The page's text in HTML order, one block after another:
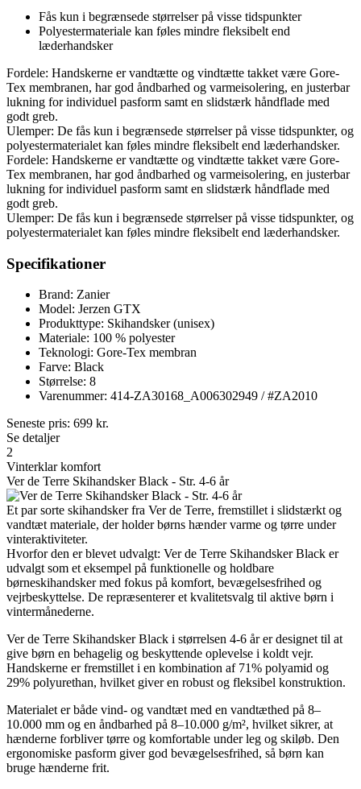
Fås kun i begrænsede størrelser på visse tidspunkter
Polyestermateriale kan føles mindre fleksibelt end
læderhandsker
Fordele: Handskerne er vandtætte og vindtætte takket være Gore-
Tex membranen, har god åndbarhed og varmeisolering, en justerbar
lukning for individuel pasform samt en slidstærk håndflade med
godt greb.
Ulemper: De fås kun i begrænsede størrelser på visse tidspunkter, og
polyestermaterialet kan føles mindre fleksibelt end læderhandsker.
Fordele: Handskerne er vandtætte og vindtætte takket være Gore-
Tex membranen, har god åndbarhed og varmeisolering, en justerbar
lukning for individuel pasform samt en slidstærk håndflade med
godt greb.
Ulemper: De fås kun i begrænsede størrelser på visse tidspunkter, og
polyestermaterialet kan føles mindre fleksibelt end læderhandsker.
Specifikationer
Brand: Zanier
Model: Jerzen GTX
Produkttype: Skihandsker (unisex)
Materiale: 100 % polyester
Teknologi: Gore-Tex membran
Farve: Black
Størrelse: 8
Varenummer: 414-ZA30168_A006302949 / #ZA2010
Seneste pris: 699 kr.
Se detaljer
2
Vinterklar komfort
Ver de Terre Skihandsker Black - Str. 4-6 år
Et par sorte skihandsker fra Ver de Terre, fremstillet i slidstærkt og
vandtæt materiale, der holder børns hænder varme og tørre under
vinteraktiviteter.
Hvorfor den er blevet udvalgt: Ver de Terre Skihandsker Black er
udvalgt som et eksempel på funktionelle og holdbare
børneskihandsker med fokus på komfort, bevægelsesfrihed og
vejrbeskyttelse. De repræsenterer et kvalitetsvalg til aktive børn i
vintermånederne.
Ver de Terre Skihandsker Black i størrelsen 4-6 år er designet til at
give børn en behagelig og beskyttende oplevelse i koldt vejr.
Handskerne er fremstillet i en kombination af 71% polyamid og
29% polyurethan, hvilket giver en robust og fleksibel konstruktion.
Materialet er både vind- og vandtæt med en vandtæthed på 8–
10.000 mm og en åndbarhed på 8–10.000 g/m², hvilket sikrer, at
hænderne forbliver tørre og komfortable under leg og skiløb. Den
ergonomiske pasform giver god bevægelsesfrihed, så børn kan
bruge hænderne frit.